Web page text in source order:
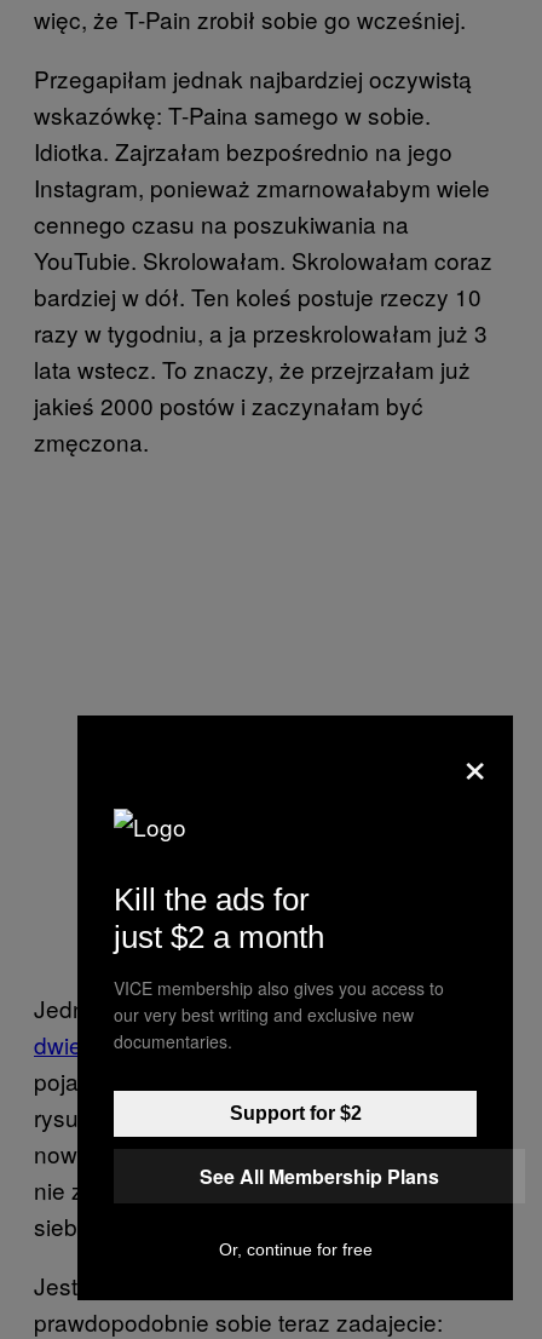
więc, że T-Pain zrobił sobie go wcześniej.
Przegapiłam jednak najbardziej oczywistą
wskazówkę: T-Paina samego w sobie.
Idiotka. Zajrzałam bezpośrednio na jego
Instagram, ponieważ zmarnowałabym wiele
cennego czasu na poszukiwania na
YouTubie. Skrolowałam. Skrolowałam coraz
bardziej w dół. Ten koleś postuje rzeczy 10
razy w tygodniu, a ja przeskrolowałam już 3
lata wstecz. To znaczy, że przejrzałam już
jakieś 2000 postów i zaczynałam być
zmęczona.
Jednak w końcu coś znalazłam. Ponad
dwieście tygodnie temu, w lipcu 2012 roku
pojawiło się zdjęcie jeszcze świeżego
rysunku na ciele: “Co Reddit myśli o moim
nowym tatuażu?” – pytał T-Pain. “Dlaczego
nie zaczęłam od tej metody?” – pytałam
siebie samą.
Jest jeszcze jedno pytanie, które
prawdopodobnie sobie teraz zadajecie:
×
Kill the ads for
just $2 a month
VICE membership also gives you access to
our very best writing and exclusive new
documentaries.
Support for $2
See All Membership Plans
Or, continue for free